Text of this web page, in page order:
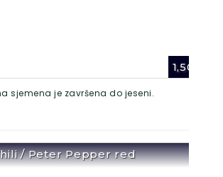
1,50
sjemena je završena do jeseni.
/ Peter Pepper red